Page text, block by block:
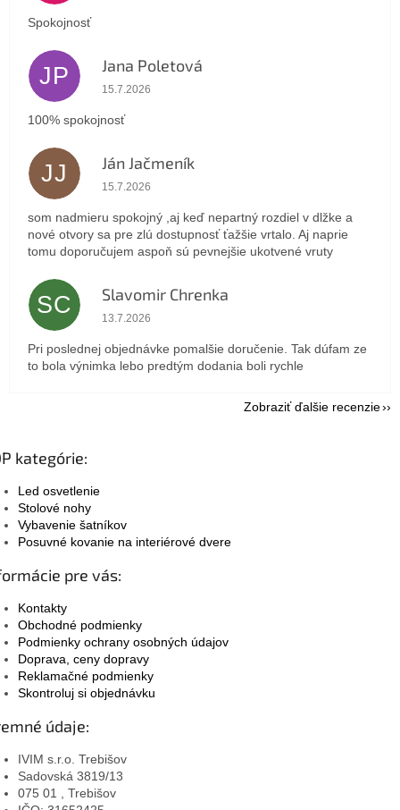
Spokojnosť
JP Jana Poletová
Hodnotenie obchodu je 5 z 5 hviezdičiek.
15.7.2026
100% spokojnosť
JJ Ján Jačmeník
Hodnotenie obchodu je 5 z 5 hviezdičiek.
15.7.2026
som nadmieru spokojný ,aj keď nepartný rozdiel v dlžke a
nové otvory sa pre zlú dostupnosť ťažšie vrtalo. Aj naprie
tomu doporučujem aspoň sú pevnejšie ukotvené vruty
SC Slavomir Chrenka
Hodnotenie obchodu je 5 z 5 hviezdičiek.
13.7.2026
Pri poslednej objednávke pomalšie doručenie. Tak dúfam ze
to bola výnimka lebo predtým dodania boli rychle
Zobraziť ďalšie recenzie
kategórie:
Led osvetlenie
Stolové nohy
Vybavenie šatníkov
Posuvné kovanie na interiérové dvere
pre vás:
Kontakty
Obchodné podmienky
Podmienky ochrany osobných údajov
Doprava, ceny dopravy
Reklamačné podmienky
Skontroluj si objednávku
údaje:
IVIM s.r.o. Trebišov
Sadovská 3819/13
075 01 , Trebišov